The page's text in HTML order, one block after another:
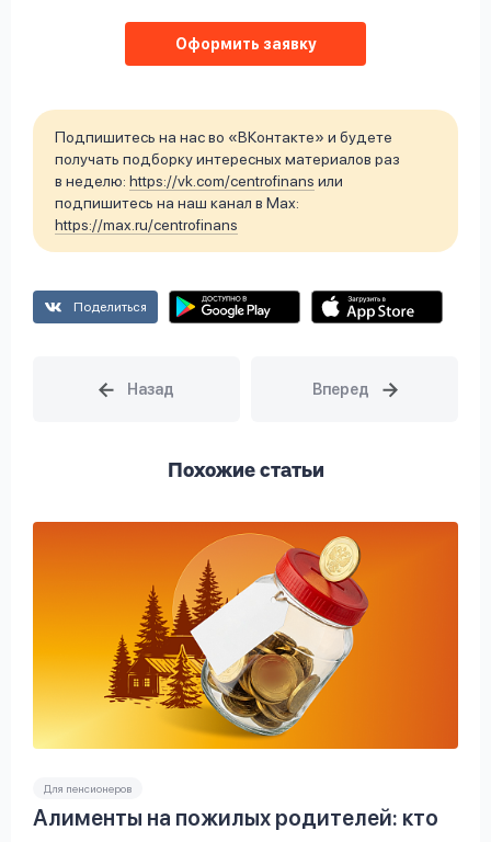
Оформить заявку
Подпишитесь на нас во «ВКонтакте» и будете
получать подборку интересных материалов раз
в неделю: https://vk.com/centrofinans или
подпишитесь на наш канал в Max:
https://max.ru/centrofinans
Поделиться
Похожие статьи
Для пенсионеров
Алименты на пожилых родителей: кто